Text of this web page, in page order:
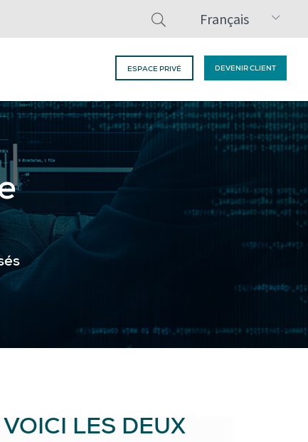
Français
ESPACE PRIVÉ DEVENIR CLIENT
LES DEUX